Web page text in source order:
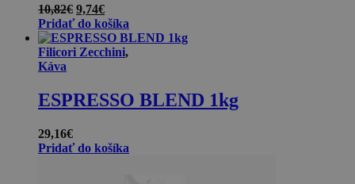
10,82€ Pôvodná
cena
bola:
10,82€.
9,74€Aktuálna
cena
je:
9,74€.
Pridať do košíka
Filicori Zecchini,
Káva
ESPRESSO BLEND 1kg
29,16€
Pridať do košíka